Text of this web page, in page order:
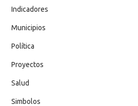
Indicadores
Municipios
Política
Proyectos
Salud
Simbolos